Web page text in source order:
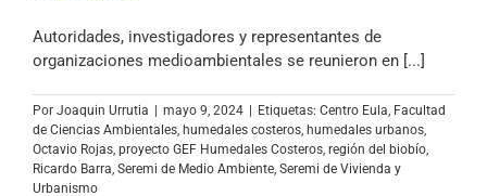
Archivo Sonoro
Autoridades, investigadores y representantes de
organizaciones medioambientales se reunieron en [...]
Por Joaquin Urrutia | mayo 9, 2024 | Etiquetas: Centro Eula Facultad
de Ciencias Ambientales humedales costeros humedales urbanos
Octavio Rojas proyecto GEF Humedales Costeros región del biobío
Ricardo Barra Seremi de Medio Ambiente Seremi de Vivienda y
Urbanismo